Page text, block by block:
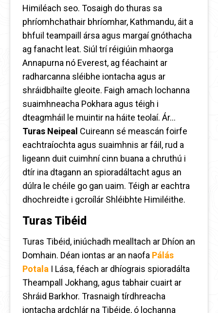
Himiléach seo. Tosaigh do thuras sa
phríomhchathair bhríomhar, Kathmandu, áit a
bhfuil teampaill ársa agus margaí gnóthacha
ag fanacht leat. Siúl trí réigiúin mhaorga
Annapurna nó Everest, ag féachaint ar
radharcanna sléibhe iontacha agus ar
shráidbhailte gleoite. Faigh amach lochanna
suaimhneacha Pokhara agus téigh i
dteagmháil le muintir na háite teolaí. Ár...
Turas Neipeal Cuireann sé meascán foirfe
eachtraíochta agus suaimhnis ar fáil, rud a
ligeann duit cuimhní cinn buana a chruthú i
dtír ina dtagann an spioradáltacht agus an
dúlra le chéile go gan uaim. Téigh ar eachtra
dhochreidte i gcroílár Shléibhte Himiléithe.
Turas Tibéid
Turas Tibéid, iniúchadh mealltach ar Dhíon an
Domhain. Déan iontas ar an naofa Pálás
Potala I Lása, féach ar dhíograis spioradálta
Theampall Jokhang, agus tabhair cuairt ar
Shráid Barkhor. Trasnaigh tírdhreacha
iontacha ardchlár na Tibéide, ó lochanna